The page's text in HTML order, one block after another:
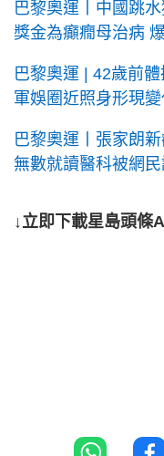
巴黎奧運丨中國跳
獎金為癲癇母治病
巴黎奧運 | 42歲前
軍娛圈近照身形現
巴黎奧運丨張家朗
無數就讀醫科被網民
↓立即下載星島頭條